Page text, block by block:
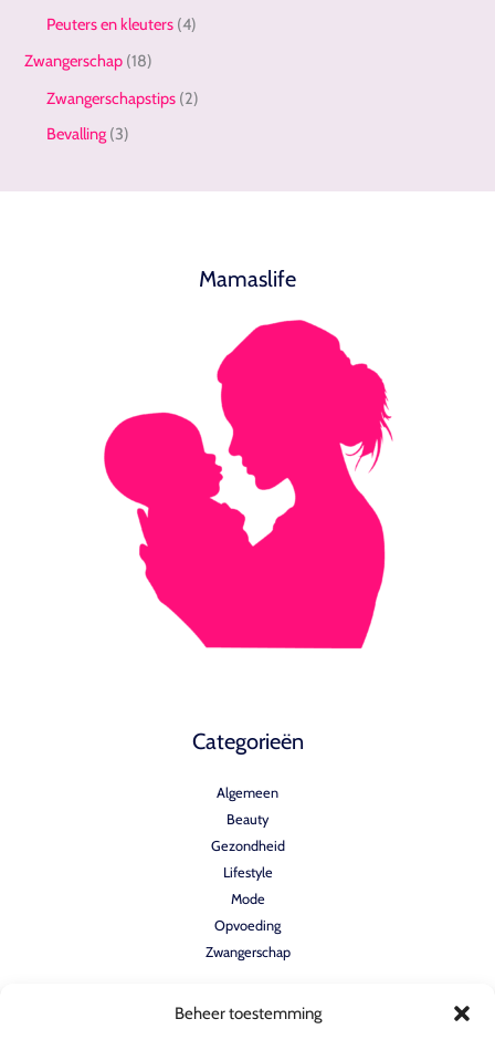
Beheer toestemming
Peuters en kleuters (4)
Zwangerschap (18)
Zwangerschapstips (2)
Bevalling (3)
Mamaslife
Categorieën
Algemeen
Beauty
Gezondheid
Lifestyle
Mode
Opvoeding
Zwangerschap
Quicklinks